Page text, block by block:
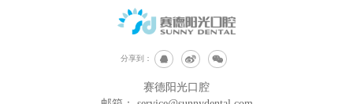
分享到：
赛德阳光口腔